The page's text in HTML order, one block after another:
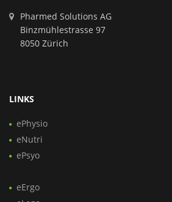
Pharmed Solutions AG
Binzmühlestrasse 97
8050 Zürich
LINKS
ePhysio
eNutri
ePsyo
eErgo